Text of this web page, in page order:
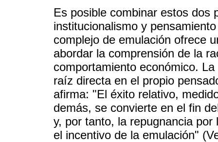
Es posible combinar estos dos
institucionalismo y
complejo de emulación ofrece
abordar la comprensión de la
comportamiento económico.
raíz directa en el propio
afirma: "El éxito relativo,
demás, se convierte en el fin
y, por tanto, la repugnancia
el incentivo de la emulación"